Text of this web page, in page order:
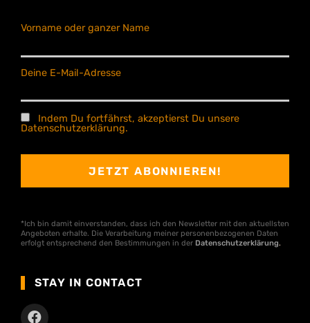
STAY IN CONTACT
Vorname oder ganzer Name
Deine E-Mail-Adresse
Indem Du fortfährst, akzeptierst Du unsere
Datenschutzerklärung.
*Ich bin damit einverstanden, dass ich den Newsletter mit den aktuellsten
Angeboten erhalte. Die Verarbeitung meiner personenbezogenen Daten
erfolgt entsprechend den Bestimmungen in der Datenschutzerklärung.